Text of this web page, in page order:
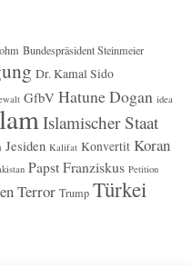
Bundespräsident Steinmeier
Dr. Kamal Sido
GfbV Hatune Dogan idea
Islamischer Staat
Jesiden Kalifat Konvertit Koran
Papst Franziskus Petition
Terror Trump Türkei